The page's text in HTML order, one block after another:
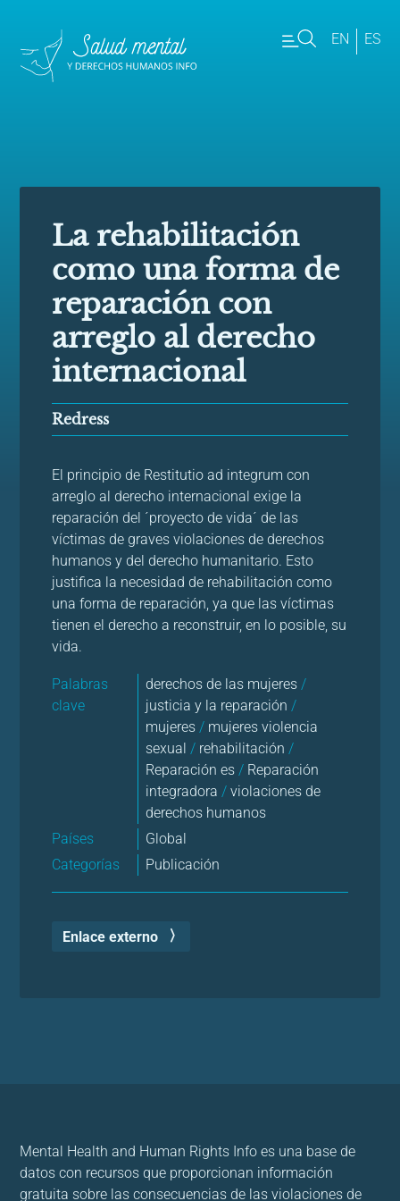
EN ES
La rehabilitación
como una forma de
reparación con
arreglo al derecho
internacional
Redress
El principio de Restitutio ad integrum con
arreglo al derecho internacional exige la
reparación del ´proyecto de vida´ de las
víctimas de graves violaciones de derechos
humanos y del derecho humanitario. Esto
justifica la necesidad de rehabilitación como
una forma de reparación, ya que las víctimas
tienen el derecho a reconstruir, en lo posible, su
vida.
Palabras
clave
derechos de las mujeres/
justicia y la reparación/
mujeres/ mujeres violencia
sexual/ rehabilitación/
Reparación es/ Reparación
integradora/ violaciones de
derechos humanos
Países
Global
Categorías
Publicación
Enlace externo
Mental Health and Human Rights Info es una base de
datos con recursos que proporcionan información
gratuita sobre las consecuencias de las violaciones de